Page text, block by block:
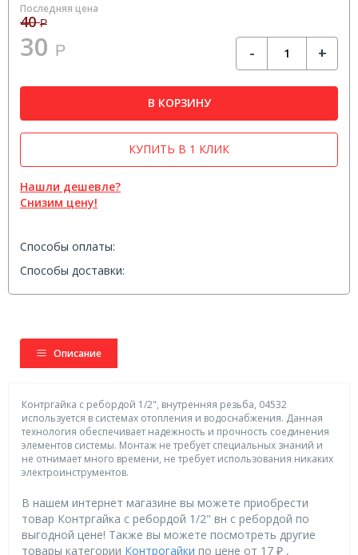
Последняя цена
40Р
30 Р - +
В КОРЗИНУ
Нашли дешевле?
Снизим цену!
КУПИТЬ В 1 КЛИК
Способы оплаты:
Способы доставки:
Описание
Контргайка с ребордой 1/2", внутренняя резьба, 04532
используется в системах отопления и водоснабжения. Данная
технология обеспечивает надежность и прочность соединения
элементов системы. Монтаж не требует специальных знаний и
не отнимает много времени, не требует использования никаких
электроинструментов.
В нашем интернет магазине вы можете приобрести
товар Контргайка с ребордой 1/2" вн с ребордой по
выгодной цене! Также вы можете посмотреть другие
товары категории Контрогайки по цене от 17 ₽ ,